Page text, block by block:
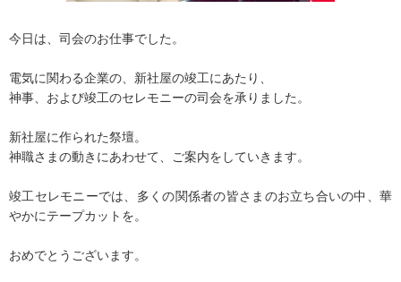
今日は、司会のお仕事でした。
電気に関わる企業の、新社屋の竣工にあたり、
神事、および竣工のセレモニーの司会を承りました。
新社屋に作られた祭壇。
神職さまの動きにあわせて、ご案内をしていきます。
竣工セレモニーでは、多くの関係者の皆さまのお立ち合いの中、華
やかにテープカットを。
おめでとうございます。